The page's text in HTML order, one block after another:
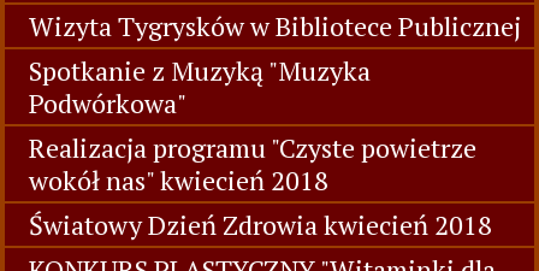
Wizyta Tygrysków w Bibliotece Publicznej
Spotkanie z Muzyką "Muzyka
Podwórkowa"
Realizacja programu "Czyste powietrze
wokół nas" kwiecień 2018
Światowy Dzień Zdrowia kwiecień 2018